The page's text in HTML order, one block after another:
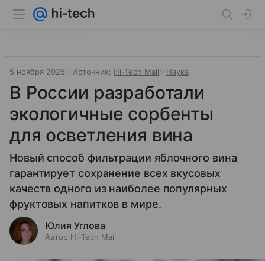
5 ноября 2025 Источник: Hi-Tech Mail Наука
В России разработали
экологичные сорбенты
для осветления вина
Новый способ фильтрации яблочного вина
гарантирует сохранение всех вкусовых
качеств одного из наиболее популярных
фруктовых напитков в мире.
Юлия Углова
Автор Hi-Tech Mail